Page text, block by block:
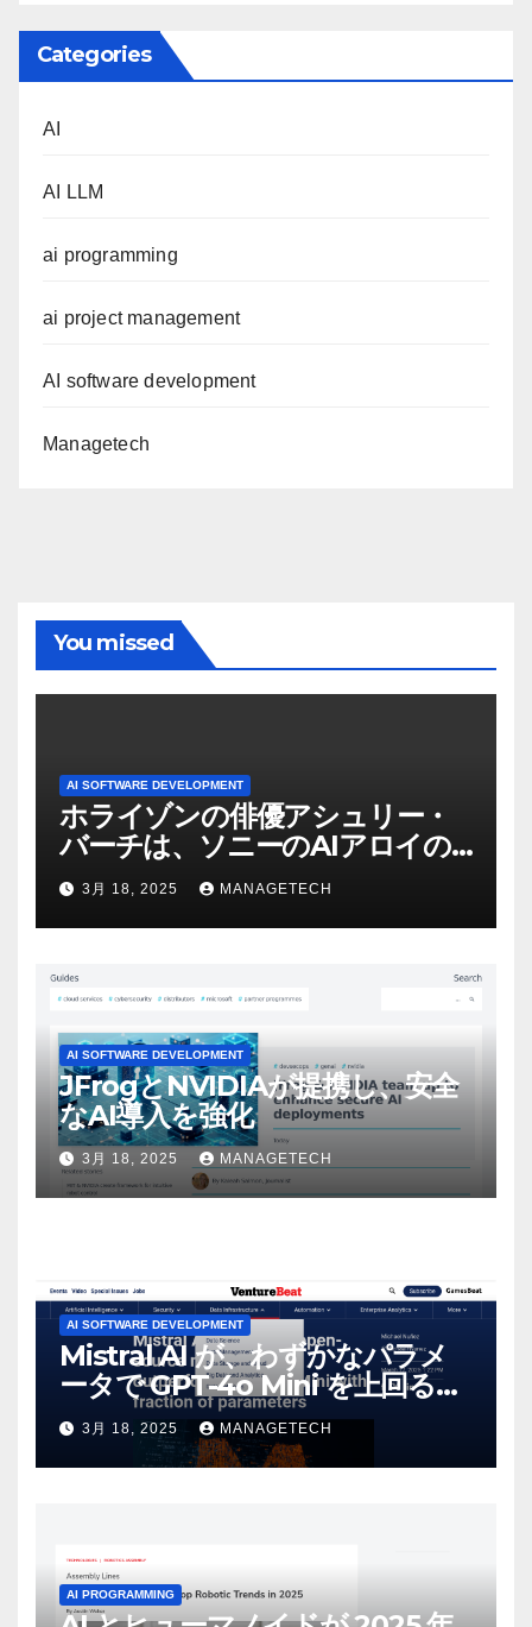
Categories
AI
AI LLM
ai programming
ai project management
AI software development
Managetech
You missed
AI SOFTWARE DEVELOPMENT
ホライゾンの俳優アシュリー・
バーチは、ソニーのAIアロイの
ビデオを見て「ゲームパフォー
マンスという芸術形式に不安を
感じた」と語る – IGN
3月 18, 2025 MANAGETECH
AI SOFTWARE DEVELOPMENT
JFrogとNVIDIAが提携し、安全
なAI導入を強化
3月 18, 2025 MANAGETECH
AI SOFTWARE DEVELOPMENT
Mistral AI が、わずかなパラメ
ータで GPT-4o Mini を上回る新
しいオープンソース モデルをリ
リース | VentureBeat
3月 18, 2025 MANAGETECH
AI PROGRAMMING